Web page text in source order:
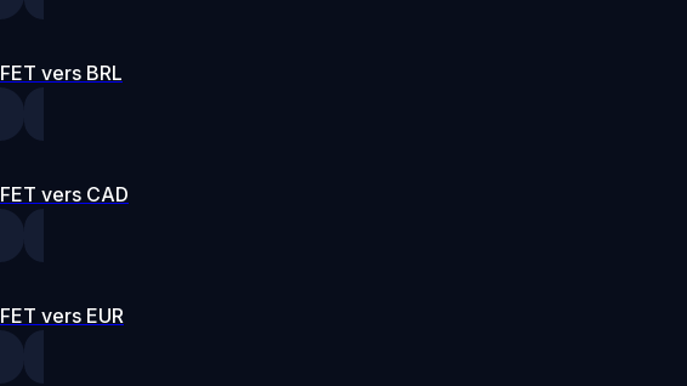
FET vers BRL
FET vers CAD
FET vers EUR